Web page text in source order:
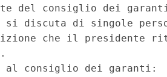
del consiglio dei
si discuta di singole
che il presidente
al consiglio dei garanti: